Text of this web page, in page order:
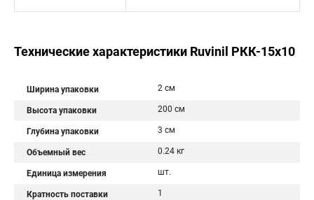
Технические характеристики Ruvinil РКК-15х10
Ширина упаковки 2 см
Высота упаковки 200 см
Глубина упаковки 3 см
Объемный вес 0.24 кг
Единица измерения шт.
Кратность поставки 1